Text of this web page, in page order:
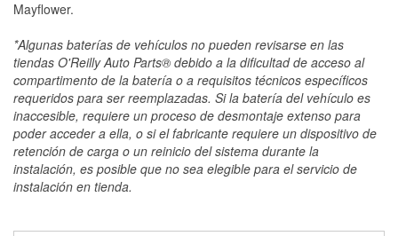
Mayflower.
*Algunas baterías de vehículos no pueden revisarse en las
tiendas O'Reilly Auto Parts® debido a la dificultad de acceso al
compartimento de la batería o a requisitos técnicos específicos
requeridos para ser reemplazadas. Si la batería del vehículo es
inaccesible, requiere un proceso de desmontaje extenso para
poder acceder a ella, o si el fabricante requiere un dispositivo de
retención de carga o un reinicio del sistema durante la
instalación, es posible que no sea elegible para el servicio de
instalación en tienda.